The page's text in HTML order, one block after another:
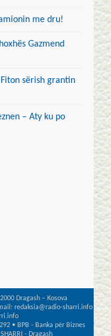
me dru!
Gazmend
sërish grantin
– Aty ku po
Dragash – Kosova
redaksia@radio-sharri.info
• BPB - Banka për Biznes
- Dragash